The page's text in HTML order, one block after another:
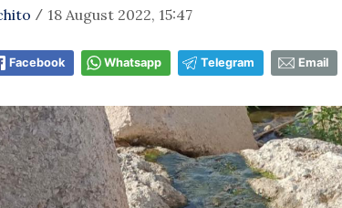
/ 18 August 2022, 15:47
Facebook Whatsapp Telegram Email